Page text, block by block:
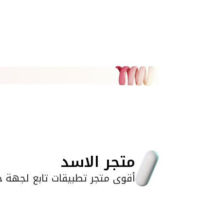
متجر الاسد
أقوى متجر تطبيقات تابع لجهة